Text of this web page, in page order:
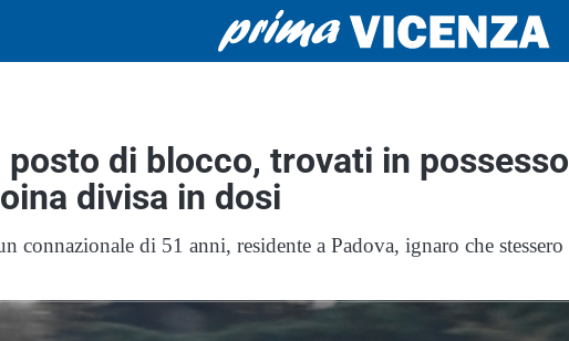
di blocco, trovati in possesso
divisa in dosi
connazionale di 51 anni, residente a Padova, ignaro che stessero